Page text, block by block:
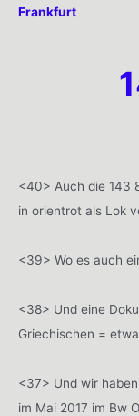
Frankfurt
<40> Auch die 143
in orientrot als Lok
<39> Wo es auch
<38> Und eine
Griechischen = etwa
<37> Und wir
im Mai 2017 im Bw